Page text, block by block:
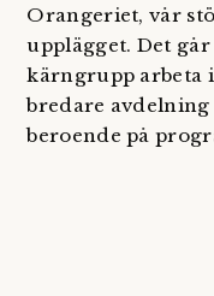
Orangeriet, vår
upplägget. Det
kärngrupp arbeta
bredare
beroende på